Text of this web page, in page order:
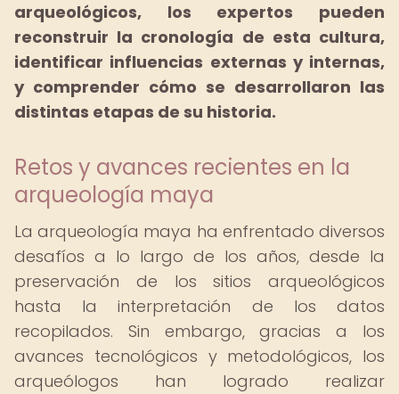
arqueológicos, los expertos pueden
reconstruir la cronología de esta cultura,
identificar influencias externas y internas,
y comprender cómo se desarrollaron las
distintas etapas de su historia.
Retos y avances recientes en la
arqueología maya
La arqueología maya ha enfrentado diversos
desafíos a lo largo de los años, desde la
preservación de los sitios arqueológicos
hasta la interpretación de los datos
recopilados. Sin embargo, gracias a los
avances tecnológicos y metodológicos, los
arqueólogos han logrado realizar